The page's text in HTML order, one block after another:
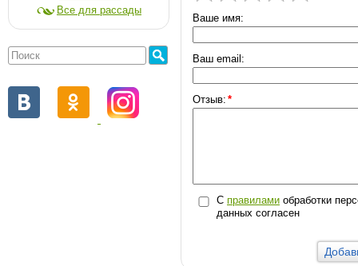
Все для рассады
Ваше имя:
Ваш email:
Отзыв: *
С правилами обработки
данных согласен